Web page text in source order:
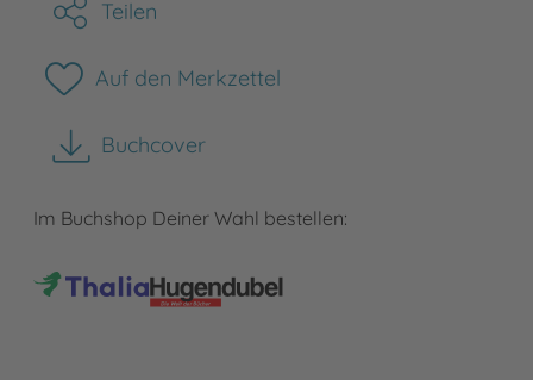
Teilen
Auf den Merkzettel
Buchcover
herunterladen
Im Buchshop Deiner Wahl bestellen: